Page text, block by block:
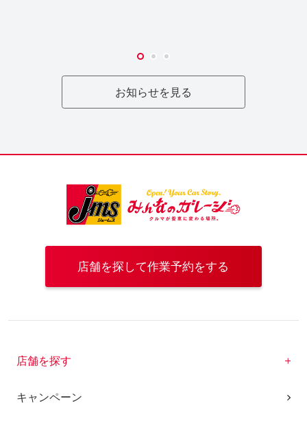
お知らせを見る
店舗を探して作業予約をする
店舗を探す
キャンペーン